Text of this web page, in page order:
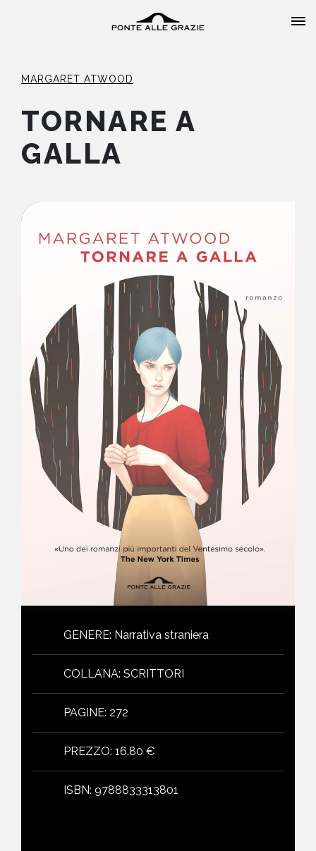
CATALOGO
AUTORI
EVENTI
NEWS
CONTATTI
MARGARET ATWOOD
TORNARE A
GALLA
GENERE: Narrativa straniera
COLLANA: SCRITTORI
PAGINE: 272
PREZZO: 16.80 €
ISBN: 9788833313801